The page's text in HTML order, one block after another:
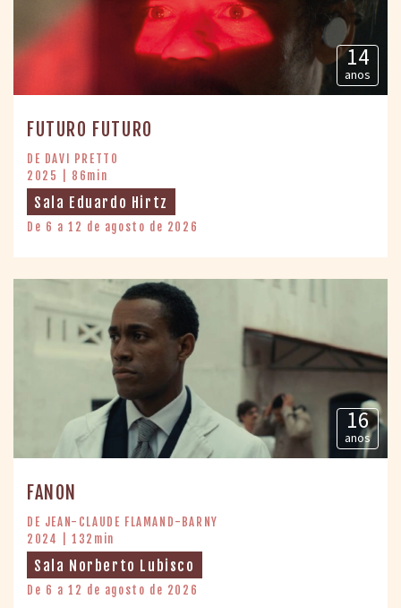
14
anos
FUTURO FUTURO
DE DAVI PRETTO
2025 | 86min
Sala Eduardo Hirtz
De 6 a 12 de agosto de 2026
16
anos
FANON
DE JEAN-CLAUDE FLAMAND-BARNY
2024 | 132min
Sala Norberto Lubisco
De 6 a 12 de agosto de 2026